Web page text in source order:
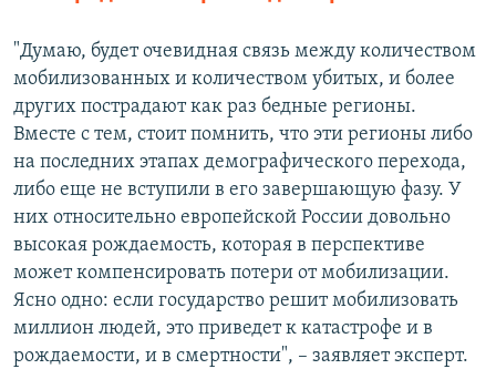
"Думаю, будет очевидная связь между количеством
мобилизованных и количеством убитых, и более
других пострадают как раз бедные регионы.
Вместе с тем, стоит помнить, что эти регионы либо
на последних этапах демографического перехода,
либо еще не вступили в его завершающую фазу. У
них относительно европейской России довольно
высокая рождаемость, которая в перспективе
может компенсировать потери от мобилизации.
Ясно одно: если государство решит мобилизовать
миллион людей, это приведет к катастрофе и в
рождаемости, и в смертности", – заявляет эксперт.